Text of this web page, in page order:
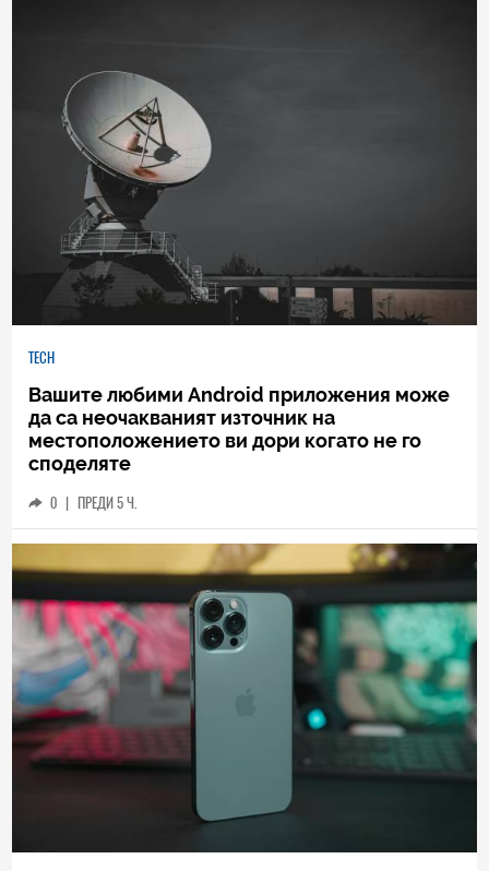
TECH
Вашите любими Android приложения може
да са неочакваният източник на
местоположението ви дори когато не го
споделяте
0 | ПРЕДИ 5 Ч.